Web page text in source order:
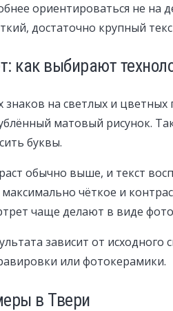
ориентироваться не на
достаточно крупный
как выбирают
на светлых и
матовый рисунок.
буквы.
обычно выше, и текст
чёткое и
чаще делают в виде
зависит от
или фотокерамики.
в Твери